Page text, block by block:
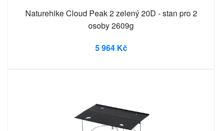
Naturehike Cloud Peak 2 zelený 20D - stan pro 2
osoby 2609g
5 964 Kč